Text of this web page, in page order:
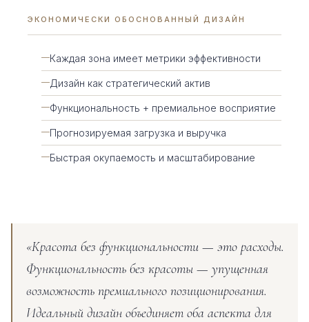
ЭКОНОМИЧЕСКИ ОБОСНОВАННЫЙ ДИЗАЙН
Каждая зона имеет метрики эффективности
Дизайн как стратегический актив
Функциональность + премиальное восприятие
Прогнозируемая загрузка и выручка
Быстрая окупаемость и масштабирование
«Красота без функциональности — это расходы.
Функциональность без красоты — упущенная
возможность премиального позиционирования.
Идеальный дизайн объединяет оба аспекта для